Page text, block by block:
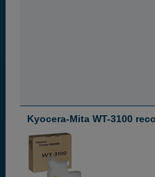
Kyocera-Mita WT-3100